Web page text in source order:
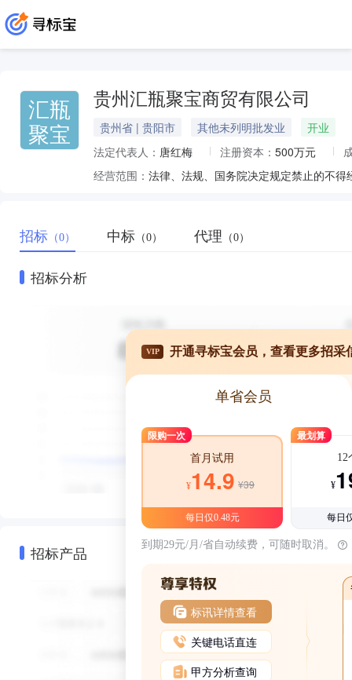
汇瓶
聚宝
贵州汇瓶聚宝商贸有限公司
贵州省 | 贵阳市 其他未列明批发业
开业
法定代表人： 唐红梅 注册资本： 500万元
经营范围：
招标 （0） 中标 （0） 代理 （0）
招标分析
招标产品
VIP 开通寻标宝会员，查看更多招采
单省会员
限购一次
首月试用
¥14.9 ¥39
每日仅0.48元
最划算
12
¥
每日
到期29元/月/省自动续费，可随时取消。
标讯详情查看
关键电话直连
甲方分析查询